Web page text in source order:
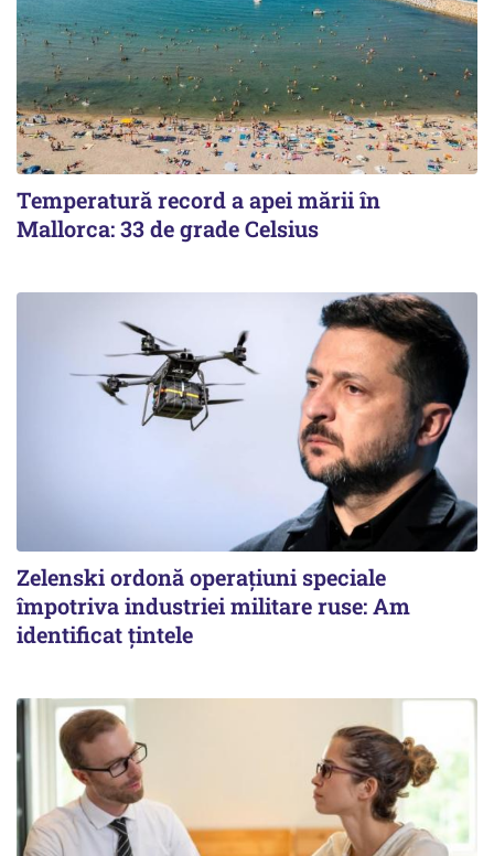
Temperatură record a apei mării în
Mallorca: 33 de grade Celsius
Zelenski ordonă operațiuni speciale
împotriva industriei militare ruse: Am
identificat țintele